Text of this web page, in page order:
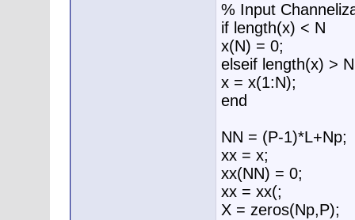
% Input
if length(x) < N
x(N) = 0;
elseif length(x) > N
x = x(1:N);
end
NN = (P-1)*L+Np;
xx = x;
xx(NN) = 0;
xx = xx(;
X = zeros(Np,P);